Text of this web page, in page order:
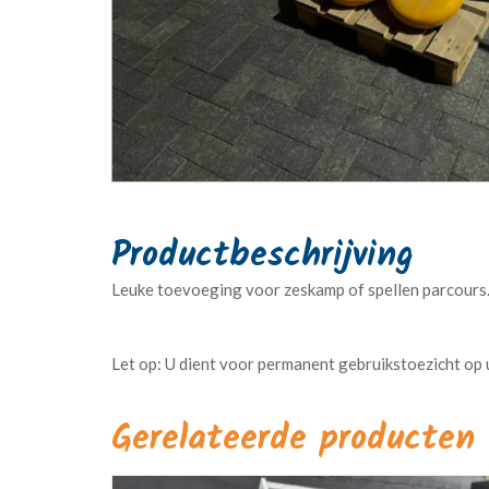
Leuke toevoeging voor zeskamp of spellen parcours.
Gerelateerde producten